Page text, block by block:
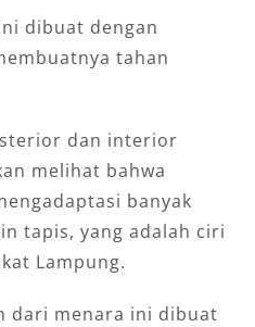
dibuat dengan
tahan
dan interior
melihat bahwa
banyak
tapis, yang adalah ciri
Lampung.
dari menara ini dibuat